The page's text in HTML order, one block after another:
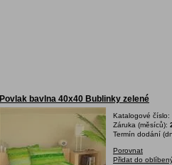
Povlak bavlna 40x40 Bublinky zelené
Katalogové číslo:
Záruka (měsíců):
Termín dodání
Porovnat
Přidat do